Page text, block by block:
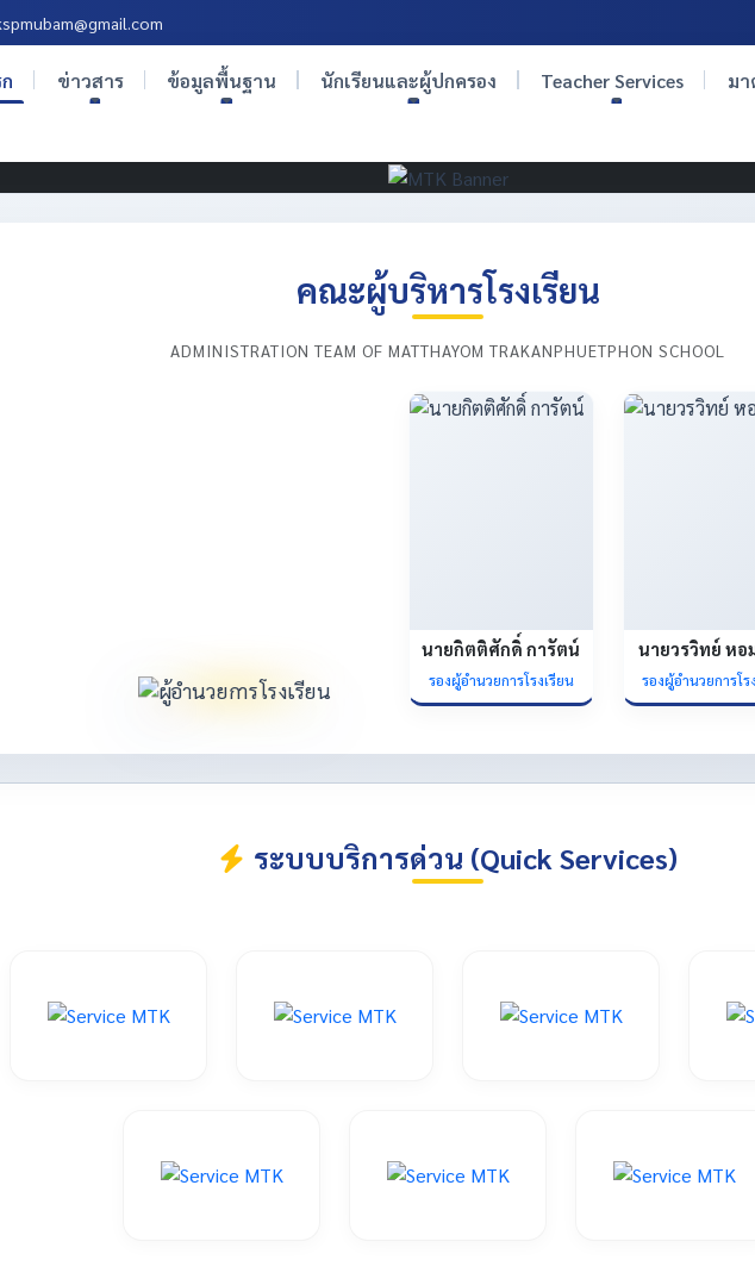
ข่าวสาร ข้อมูลพื้นฐาน นักเรียนและผู้ปกครอง Teacher Services ม
คณะผู้บริหารโรงเรียน
ADMINISTRATION TEAM OF MATTHAYOM TRAKANPHUETPHON SCHOOL
นายกิตติศักดิ์ การัตน์
รองผู้อำนวยการโรงเรียน
นายวรวิทย์ หอ
รองผู้อำนวยการโร
ระบบบริการด่วน (Quick Services)